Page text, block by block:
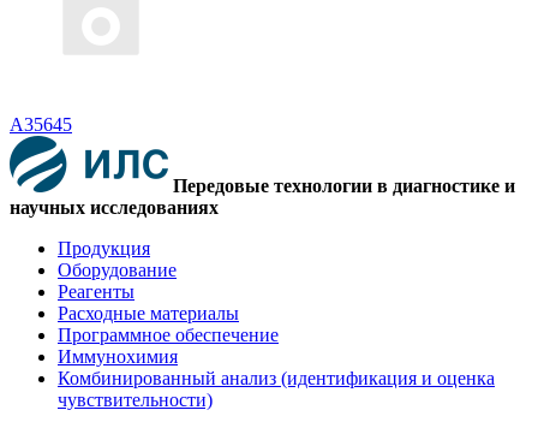
A35645
Передовые технологии в диагностике и
научных исследованиях
Продукция
Оборудование
Реагенты
Расходные материалы
Программное обеспечение
Иммунохимия
Комбинированный анализ (идентификация и оценка
чувствительности)